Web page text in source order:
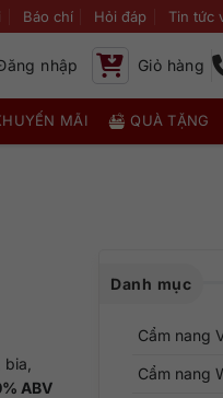
Báo chí Hỏi đáp Tin tức
nhập Giỏ hàng
MÃI QUÀ TẶNG
ABV
Danh mục
Cẩm nang
Cẩm nang